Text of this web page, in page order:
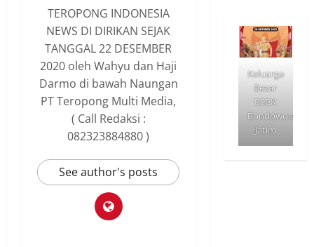
TEROPONG INDONESIA
NEWS DI DIRIKAN SEJAK
TANGGAL 22 DESEMBER
2020 oleh Wahyu dan Haji
Darmo di bawah Naungan
PT Teropong Multi Media,
( Call Redaksi :
082323884880 )
See author's posts
Keluarga
Besar
BSBK
Bondowoso
Jatim